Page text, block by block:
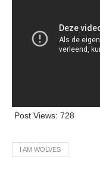
Post Views: 728
I AM WOLVES